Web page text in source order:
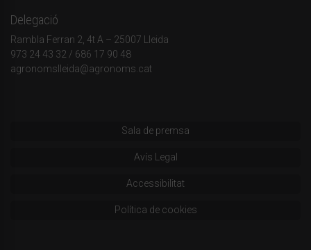
Delegació
Rambla Ferran 2, 4t A – 25007 Lleida
973 24 43 32 / 686 17 90 48
agronomslleida@agronoms.cat
Sala de premsa
Avís Legal
Accessibilitat
Política de cookies